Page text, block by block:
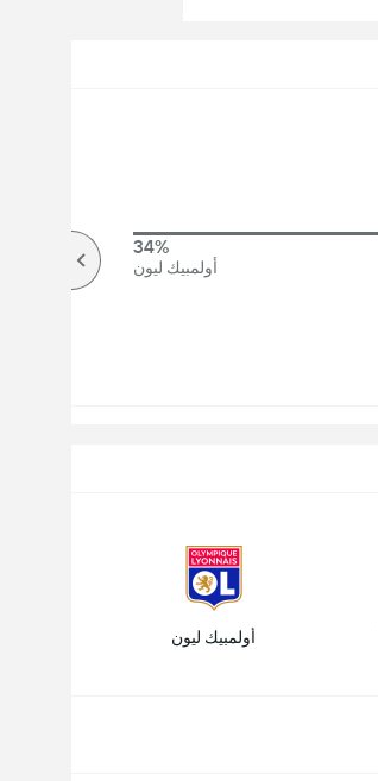
34%
أولمبيك ليون
أولمبيك ليون